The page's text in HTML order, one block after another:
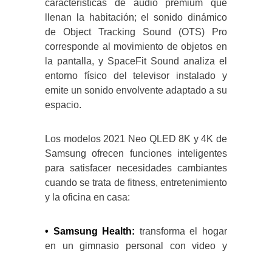
características de audio premium que
llenan la habitación; el sonido dinámico
de Object Tracking Sound (OTS) Pro
corresponde al movimiento de objetos en
la pantalla, y SpaceFit Sound analiza el
entorno físico del televisor instalado y
emite un sonido envolvente adaptado a su
espacio.
Los modelos 2021 Neo QLED 8K y 4K de
Samsung ofrecen funciones inteligentes
para satisfacer necesidades cambiantes
cuando se trata de fitness, entretenimiento
y la oficina en casa:
• Samsung Health: transforma el hogar
en un gimnasio personal con video y